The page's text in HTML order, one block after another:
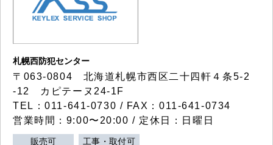
札幌西防犯センター
〒063-0804 北海道札幌市西区二十四軒４条5-2
-12 カピテーヌ24-1F
TEL：011-641-0730 / FAX：011-641-0734
営業時間：9:00〜20:00 / 定休日：日曜日
販売可 工事・取付可